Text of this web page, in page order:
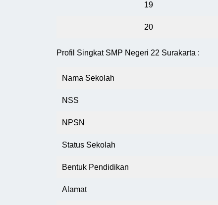
19
20
Profil Singkat SMP Negeri 22 Surakarta :
Nama Sekolah
NSS
NPSN
Status Sekolah
Bentuk Pendidikan
Alamat